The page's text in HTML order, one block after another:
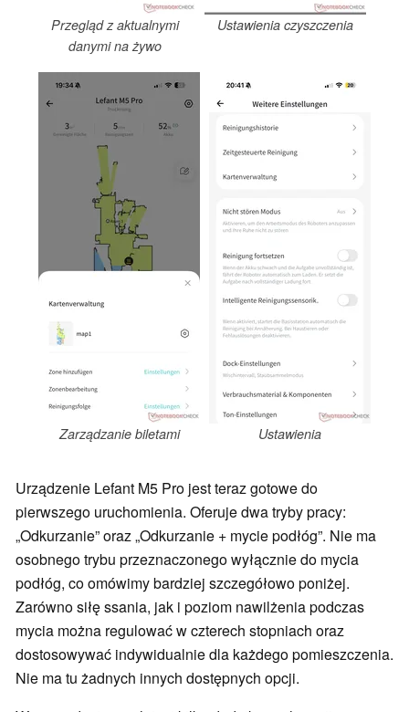
Przegląd z aktualnymi
danymi na żywo
Ustawienia czyszczenia
Zarządzanie biletami Ustawienia
Urządzenie Lefant M5 Pro jest teraz gotowe do
pierwszego uruchomienia. Oferuje dwa tryby pracy:
„Odkurzanie” oraz „Odkurzanie + mycie podłóg”. Nie ma
osobnego trybu przeznaczonego wyłącznie do mycia
podłóg, co omówimy bardziej szczegółowo poniżej.
Zarówno siłę ssania, jak i poziom nawilżenia podczas
mycia można regulować w czterech stopniach oraz
dostosowywać indywidualnie dla każdego pomieszczenia.
Nie ma tu żadnych innych dostępnych opcji.